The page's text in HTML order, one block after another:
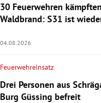
30 Feuerwehren
Waldbrand: S31 ist
04.08.2026
Feuerwehreinsatz
Drei Personen aus
Burg Güssing befreit